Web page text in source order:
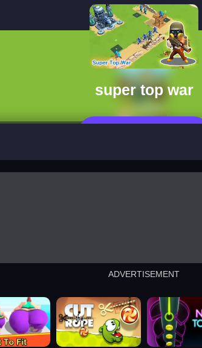
super top war
ADVERTISEMENT
cut the rope neon tower